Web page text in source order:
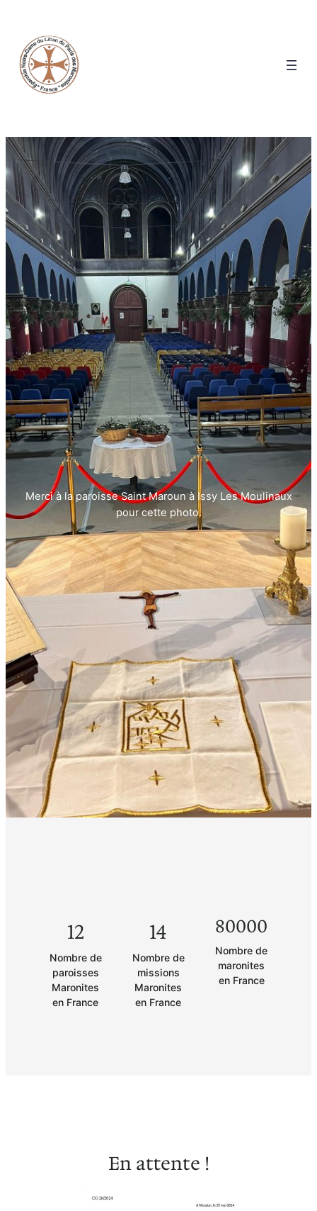
Merci à la paroisse Saint Maroun à Issy Les Moulinaux
pour cette photo.
12
Nombre de
paroisses
Maronites
en France
14
Nombre de
missions
Maronites
en France
80000
Nombre de
maronites
en France
En attente !